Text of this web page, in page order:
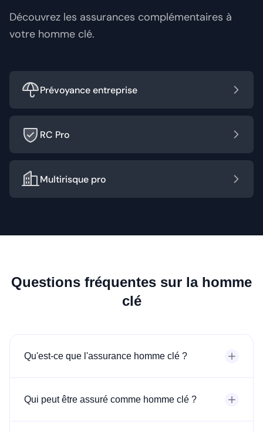
Découvrez les assurances complémentaires à
votre homme clé.
Prévoyance entreprise
RC Pro
Multirisque pro
Questions fréquentes sur la homme
clé
Qu'est-ce que l'assurance homme clé ?
Qui peut être assuré comme homme clé ?